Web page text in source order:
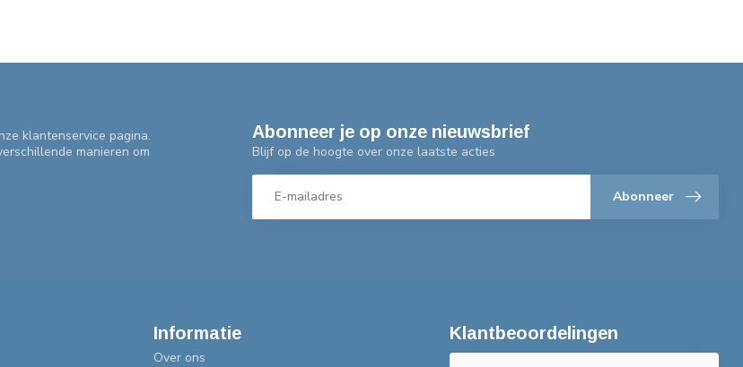
klantenservice pagina.
manieren om
Abonneer je op onze nieuwsbrief
Blijf op de hoogte over onze laatste acties
Abonneer
Informatie
Over ons
Klantbeoordelingen